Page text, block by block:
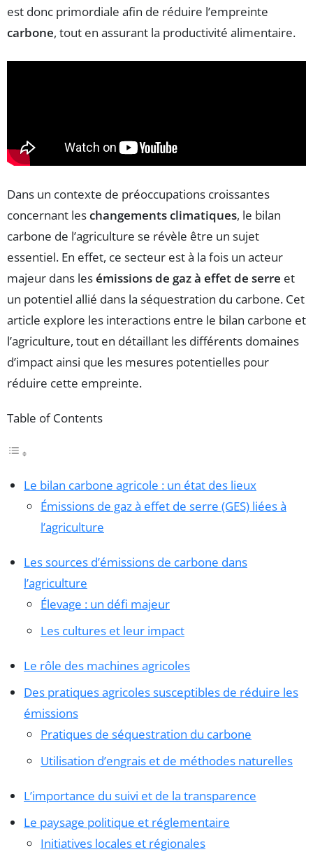
est donc primordiale afin de réduire l’empreinte
carbone, tout en assurant la productivité alimentaire.
Dans un contexte de préoccupations croissantes
concernant leschangements climatiques, le bilan
carbone de l’agriculture se révèle être un sujet
essentiel. En effet, ce secteur est à la fois un acteur
majeur dans lesémissions de gaz à effet de serre et
un potentiel allié dans la séquestration du carbone. Cet
article explore les interactions entre le bilan carbone et
l’agriculture, tout en détaillant les différents domaines
d’impact ainsi que les mesures potentielles pour
réduire cette empreinte.
Table of Contents
Le bilan carbone agricole : un état des lieux
Émissions de gaz à effet de serre (GES) liées à
l’agriculture
Les sources d’émissions de carbone dans
l’agriculture
Élevage : un défi majeur
Les cultures et leur impact
Le rôle des machines agricoles
Des pratiques agricoles susceptibles de réduire les
émissions
Pratiques de séquestration du carbone
Utilisation d’engrais et de méthodes naturelles
L’importance du suivi et de la transparence
Le paysage politique et réglementaire
Initiatives locales et régionales